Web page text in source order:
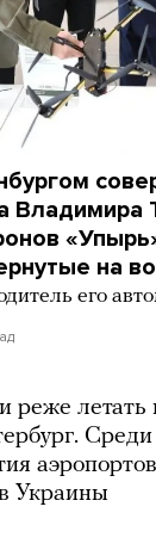
Владимира
на
его
реже
Украины